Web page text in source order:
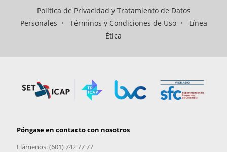
Política de Privacidad y Tratamiento de Datos
Personales • Términos y Condiciones de Uso• Línea
Ética
Póngase en contacto con nosotros
Llámenos: (601) 742 77 77